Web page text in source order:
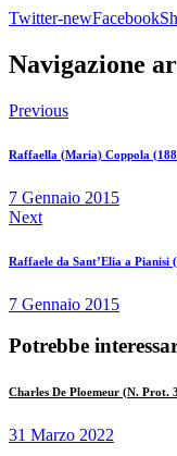
Twitter-newFacebook
Navigazione
Previous
Raffaella (Maria) Coppola
7 Gennaio 2015
Next
Raffaele da Sant’Elia a
7 Gennaio 2015
Potrebbe
Charles De Ploemeur (N. Prot.
31 Marzo 2022